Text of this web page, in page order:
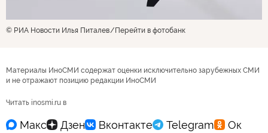
© РИА Новости Илья Питалев Перейти в фотобанк
Материалы ИноСМИ содержат оценки исключительно зарубежных СМИ
и не отражают позицию редакции ИноСМИ
Читать inosmi.ru в